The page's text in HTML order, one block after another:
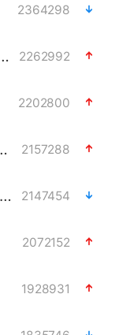
2364298
单三将晋级四强 2262992
2202800
上雷暴大风 2157288
日本发布排名：“中国第一，美日德韩英法居后” 2147454
2072152
1928931